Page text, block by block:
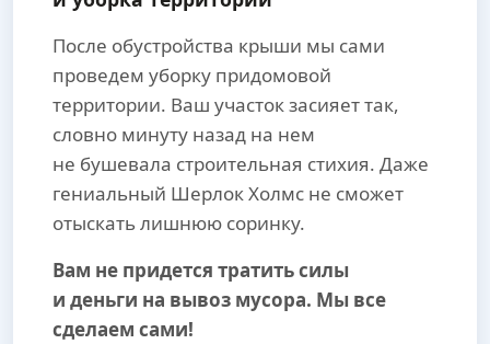
После обустройства крыши мы сами
проведем уборку придомовой
территории. Ваш участок засияет так,
словно минуту назад на нем
не бушевала строительная стихия. Даже
гениальный Шерлок Холмс не сможет
отыскать лишнюю соринку.
Вам не придется тратить силы
и деньги на вывоз мусора. Мы все
сделаем сами!